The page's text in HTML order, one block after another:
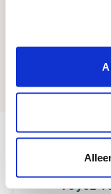
Osseous
Voyez